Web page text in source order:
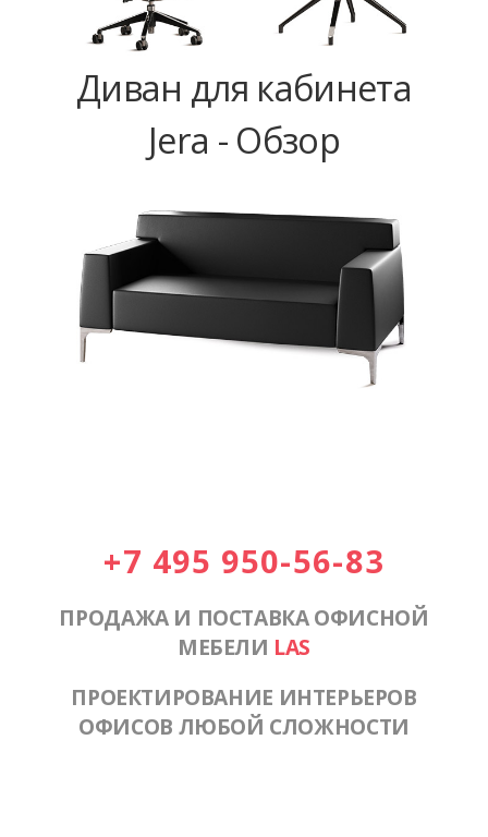
Диван для кабинета
Jera - Обзор
+7 495 950-56-83
ПРОДАЖА И ПОСТАВКА ОФИСНОЙ
МЕБЕЛИ LAS
ПРОЕКТИРОВАНИЕ ИНТЕРЬЕРОВ
ОФИСОВ ЛЮБОЙ СЛОЖНОСТИ